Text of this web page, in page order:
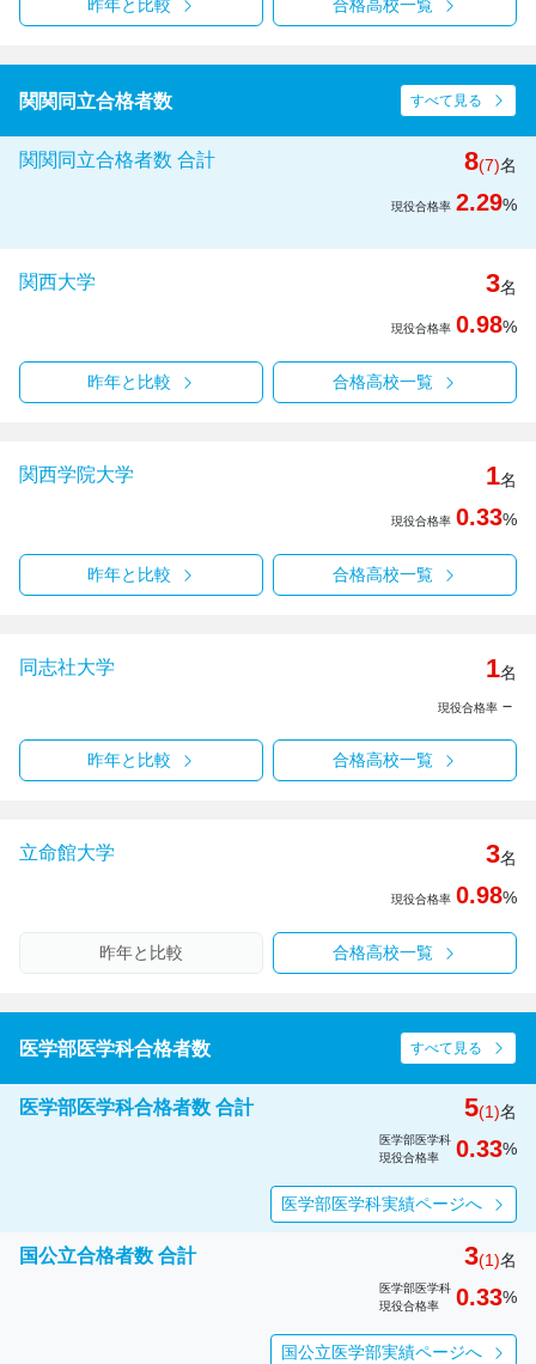
昨年と比較 合格高校一覧
関関同立合格者数 すべて見る
関関同立合格者数 合計 8(7)名
現役合格率 2.29%
関西大学 3名
現役合格率 0.98%
昨年と比較 合格高校一覧
関西学院大学 1名
現役合格率 0.33%
昨年と比較 合格高校一覧
同志社大学 1名
現役合格率 －
昨年と比較 合格高校一覧
立命館大学 3名
現役合格率 0.98%
昨年と比較 合格高校一覧
医学部医学科合格者数 すべて見る
医学部医学科合格者数 合計 5(1)名
医学部医学科
現役合格率
0.33%
医学部医学科実績ページへ
国公立合格者数 合計 3(1)名
医学部医学科
現役合格率
0.33%
国公立医学部実績ページへ